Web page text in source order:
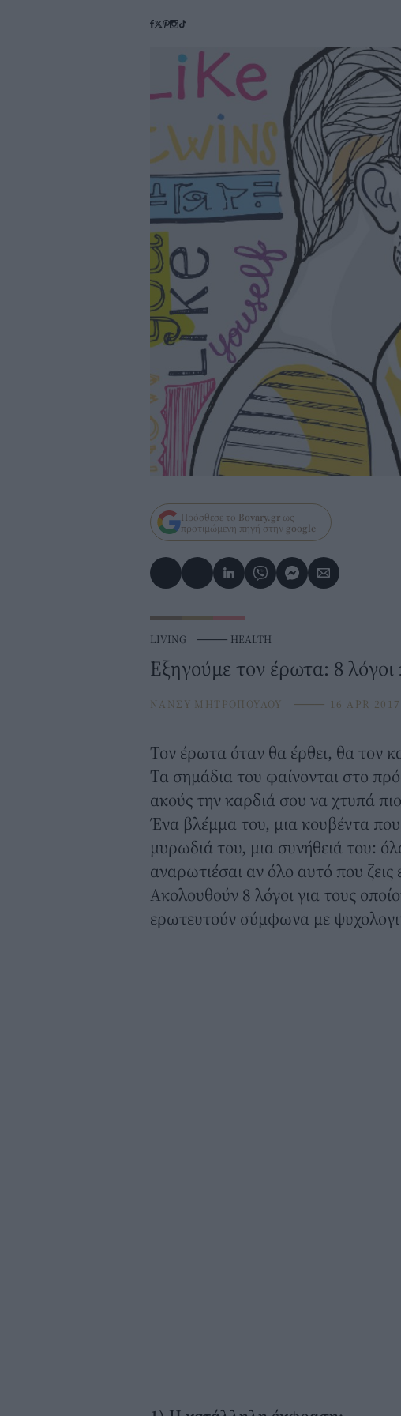
Πρόσθεσε το Bovary.gr ως
προτιμώμενη πηγή στην google
LIVING ⸻ HEALTH
Εξηγούμε τον έρωτα: 8
ΝΑΝΣΥ ΜΗΤΡΟΠΟΥΛΟΥ ⸻ 16 APR 2017
Τον έρωτα όταν θα έρθει, θα τον
Τα σημάδια του φαίνονται στο
ακούς την καρδιά σου να χτυπά
Ένα βλέμμα του, μια κουβέντα
μυρωδιά του, μια συνήθειά του:
αναρωτιέσαι αν όλο αυτό που ζεις
Ακολουθούν 8 λόγοι για τους
ερωτευτούν σύμφωνα με